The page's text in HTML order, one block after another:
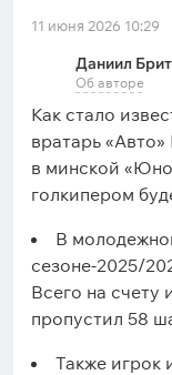
11 июня 2026 10:29
Даниил
Об авторе
Как стало
вратарь
в минской
голкипером
В
сезоне-2025/
Всего на счету
пропустил 58
Также игрок